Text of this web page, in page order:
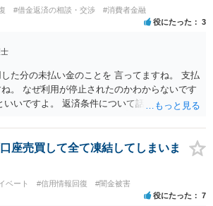
#借金返済の相談・交渉 #消費者金融
役にたった 3
た分の未払い金のことを 言ってますね。 支払
。 なぜ利用が停止されたのかわからないです
いいですよ。 返済条件について話し合う事は当
座売買して全て凍結してしまいま
ベート #信用情報回復 #闇金被害
役にたった 7